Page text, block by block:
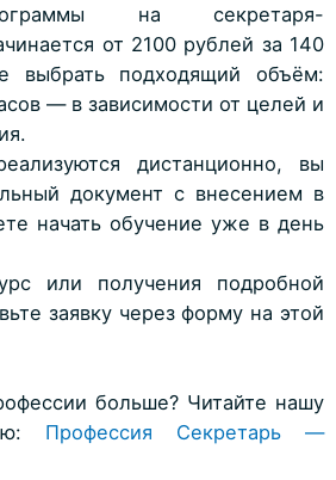
на секретаря-
от 2100 рублей за 140
выбрать подходящий объём:
— в зависимости от целей и
дистанционно, вы
документ с внесением в
начать обучение уже в день
или получения подробной
заявку через форму на этой
больше? Читайте нашу
Профессия Секретарь —